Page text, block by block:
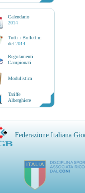
Calendario
2014
Tutti i Bollettini
del 2014
Regolamenti
Campionati
Modulistica
Tariffe
Alberghiere
Federazione Italiana